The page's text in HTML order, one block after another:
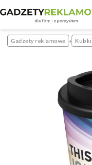
Gadżety reklamowe »